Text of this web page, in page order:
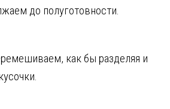
до полуготовности.
как бы разделяя и